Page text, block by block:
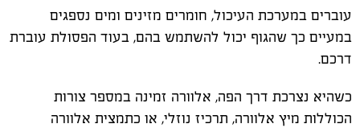
עוברים במערכת העיכול, חומרים מזינים ומים נספגים
במעיים כך שהגוף יכול להשתמש בהם, בעוד הפסולת עוברת
דרכם.
כשהיא נצרכת דרך הפה, אלוורה זמינה במספר צורות
הכוללות מיץ אלוורה, תרכיז נוזלי, או כתמצית אלוורה